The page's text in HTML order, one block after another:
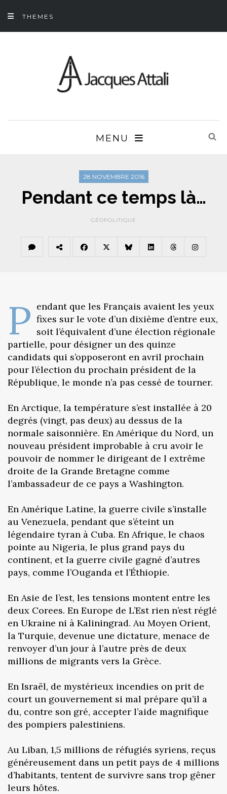
THEMES
MENU
28 NOVEMBRE 2016
Pendant ce temps là…
GÉOPOLITIQUE
P endant que les Français avaient les yeux
fixes sur le vote d’un dixième d’entre eux,
soit l’équivalent d’une élection régionale
partielle, pour désigner un des quinze
candidats qui s’opposeront en avril prochain
pour l’élection du prochain président de la
République, le monde n’a pas cessé de tourner.
En Arctique, la température s’est installée à 20
degrés (vingt, pas deux) au dessus de la
normale saisonnière.‎ En Amérique du Nord, un
nouveau président improbable à cru avoir le
pouvoir de nommer le dirigeant de l extrême
droite de la Grande Bretagne comme
l’ambassadeur de ce pays a Washington.
En Amérique Latine, la guerre civile s’installe
au Venezuela, pendant que s’éteint un
légendaire tyran à Cuba. En Afrique, le chaos
pointe au Nigeria, le plus grand pays du
continent, et la guerre civile gagné d’autres
pays, comme l’Ouganda et l’Éthiopie.
En Asie de l’est, les tensions montent entre les
deux Corees. En Europe de L’Est rien n’est réglé
en Ukraine ni à Kaliningrad. ‎Au Moyen Orient,
la Turquie, devenue une dictature, menace de
renvoyer d’un jour à l’autre près de deux
millions de migrants vers la Grèce.
En Israël, de mystérieux incendies on prit de
court un gouvernement si mal prépare qu’il a
du, contre son gré, accepter l’aide magnifique
des pompiers palestiniens.
Au Liban, 1,5 millions de réfugiés syriens, reçus
généreusement dans un petit pays de 4 millions
d’habitants, tentent de survivre sans trop gêner
leurs hôtes.